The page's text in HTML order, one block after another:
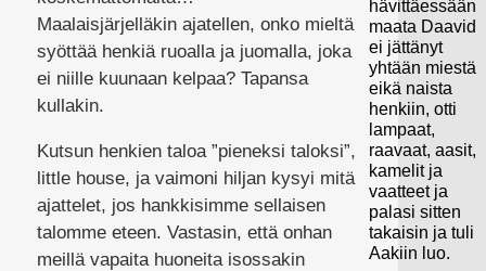
Maalaisjärjelläkin ajatellen, onko mieltä
syöttää henkiä ruoalla ja juomalla, joka
ei niille kuunaan kelpaa? Tapansa
kullakin.
Kutsun henkien taloa ”pieneksi taloksi”,
little house, ja vaimoni hiljan kysyi mitä
ajattelet, jos hankkisimme sellaisen
talomme eteen. Vastasin, että onhan
meillä vapaita huoneita isossakin
hävittäessään
maata Daavid
ei jättänyt
yhtään miestä
eikä naista
henkiin, otti
lampaat,
raavaat, aasit,
kamelit ja
vaatteet ja
palasi sitten
takaisin ja tuli
Aakiin luo.